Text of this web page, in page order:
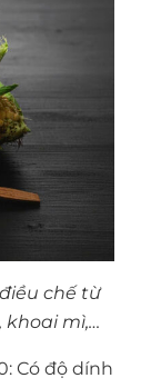
chế từ
mì,…
Có độ dính